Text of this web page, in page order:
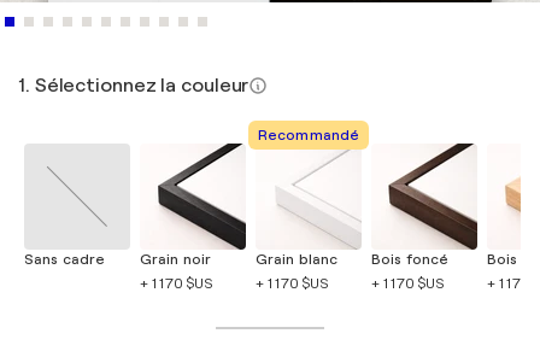
1. Sélectionnez la couleur
Sans cadre
Grain noir
+ 1 170 $US
Recommandé
Grain blanc
+ 1 170 $US
Bois foncé
+ 1 170 $US
Bois
+ 1 170